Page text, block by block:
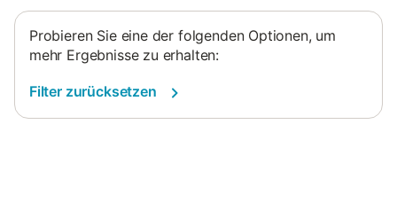
Probieren Sie eine der folgenden Optionen, um
mehr Ergebnisse zu erhalten:
Filter zurücksetzen